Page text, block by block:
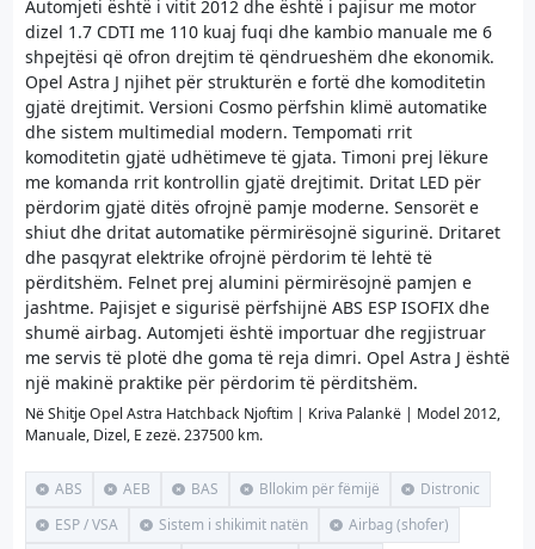
Automjeti është i vitit 2012 dhe është i pajisur me motor
dizel 1.7 CDTI me 110 kuaj fuqi dhe kambio manuale me 6
shpejtësi që ofron drejtim të qëndrueshëm dhe ekonomik.
Opel Astra J njihet për strukturën e fortë dhe komoditetin
gjatë drejtimit. Versioni Cosmo përfshin klimë automatike
dhe sistem multimedial modern. Tempomati rrit
komoditetin gjatë udhëtimeve të gjata. Timoni prej lëkure
me komanda rrit kontrollin gjatë drejtimit. Dritat LED për
përdorim gjatë ditës ofrojnë pamje moderne. Sensorët e
shiut dhe dritat automatike përmirësojnë sigurinë. Dritaret
dhe pasqyrat elektrike ofrojnë përdorim të lehtë të
përditshëm. Felnet prej alumini përmirësojnë pamjen e
jashtme. Pajisjet e sigurisë përfshijnë ABS ESP ISOFIX dhe
shumë airbag. Automjeti është importuar dhe regjistruar
me servis të plotë dhe goma të reja dimri. Opel Astra J është
një makinë praktike për përdorim të përditshëm.
Në Shitje Opel Astra Hatchback Njoftim | Kriva Palankë | Model 2012,
Manuale, Dizel, E zezë. 237500 km.
ABS AEB BAS Bllokim për fëmijë
Distronic
ESP / VSA
Sistem i shikimit natën
Airbag (shofer)